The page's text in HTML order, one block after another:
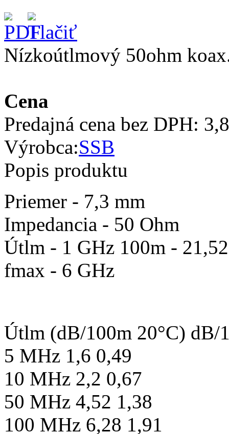
Nízkoútlmový 50ohm
Cena
Predajná cena bez DPH:
Výrobca:SSB
Popis produktu
Priemer - 7,3 mm
Impedancia - 50 Ohm
Útlm - 1 GHz 100m -
fmax - 6 GHz
Útlm (dB/100m 20°C) dB/
5 MHz 1,6 0,49
10 MHz 2,2 0,67
50 MHz 4,52 1,38
100 MHz 6,28 1,91